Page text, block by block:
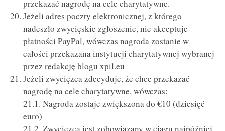
przekazać nagrodę na cele charytatywne.
Jeżeli adres poczty elektronicznej, z którego
nadeszło zwycięskie zgłoszenie, nie akceptuje
płatności PayPal, wówczas nagroda zostanie w
całości przekazana instytucji charytatywnej wybranej
przez redakcję blogu xpil.eu
Jeżeli zwycięzca zdecyduje, że chce przekazać
nagrodę na cele charytatywne, wówczas:
21.1. Nagroda zostaje zwiększona do €10 (dziesięć
euro)
21.2. Zwycięzca jest zobowiązany w ciągu najpóźniej